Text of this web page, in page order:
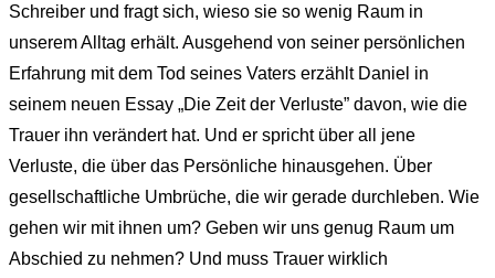
Schreiber und fragt sich, wieso sie so wenig Raum in
unserem Alltag erhält. Ausgehend von seiner persönlichen
Erfahrung mit dem Tod seines Vaters erzählt Daniel in
seinem neuen Essay „Die Zeit der Verluste” davon, wie die
Trauer ihn verändert hat. Und er spricht über all jene
Verluste, die über das Persönliche hinausgehen. Über
gesellschaftliche Umbrüche, die wir gerade durchleben. Wie
gehen wir mit ihnen um? Geben wir uns genug Raum um
Abschied zu nehmen? Und muss Trauer wirklich